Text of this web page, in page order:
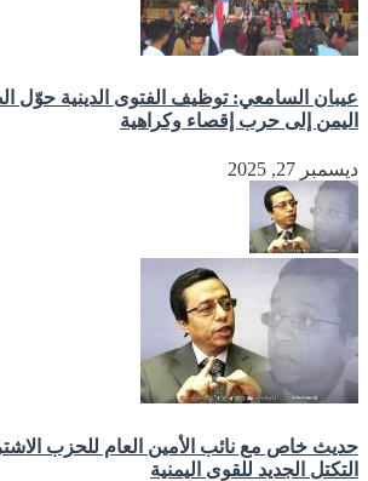
عيبان السامعي: توظيف الفتوى الدينية حوّل
اليمن إلى حرب إقصاء وكراهية
ديسمبر 27, 2025
حديث خاص مع نائب الأمين العام للحزب
التكتل الجديد للقوى اليمنية